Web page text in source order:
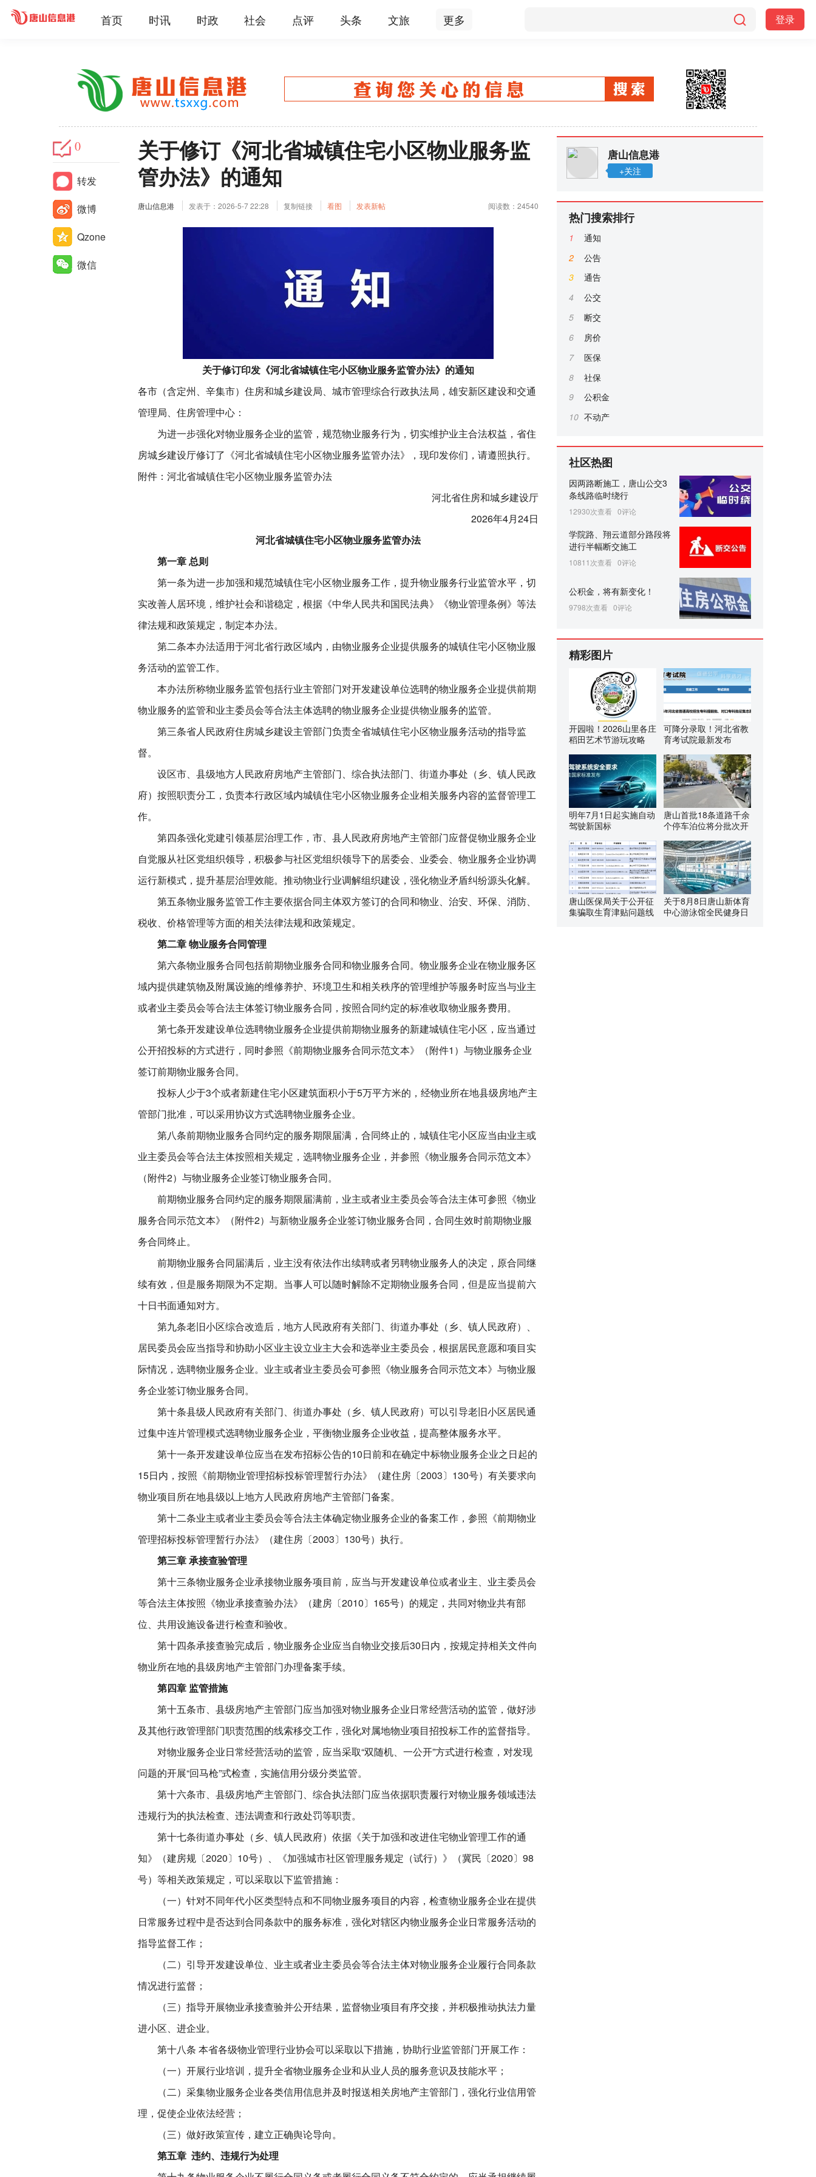
首页 时讯 时政 社会 点评 头条 文旅 更多 登录
0
转发
微博
Qzone
微信
关于修订《河北省城镇住宅小区物业服务监
管办法》的通知
唐山信息港 发表于：2026-5-7 22:28 复制链接 看图 发表新帖 阅读数：24540
关于修订印发《河北省城镇住宅小区物业服务监管办法》的通知
各市（含定州、辛集市）住房和城乡建设局、城市管理综合行政执法局，雄安新区建设和交通
管理局、住房管理中心：
为进一步强化对物业服务企业的监管，规范物业服务行为，切实维护业主合法权益，省住
房城乡建设厅修订了《河北省城镇住宅小区物业服务监管办法》，现印发你们，请遵照执行。
附件：河北省城镇住宅小区物业服务监管办法
河北省住房和城乡建设厅
2026年4月24日
河北省城镇住宅小区物业服务监管办法
第一章 总则
第一条为进一步加强和规范城镇住宅小区物业服务工作，提升物业服务行业监管水平，切
实改善人居环境，维护社会和谐稳定，根据《中华人民共和国民法典》《物业管理条例》等法
律法规和政策规定，制定本办法。
第二条本办法适用于河北省行政区域内，由物业服务企业提供服务的城镇住宅小区物业服
务活动的监管工作。
本办法所称物业服务监管包括行业主管部门对开发建设单位选聘的物业服务企业提供前期
物业服务的监管和业主委员会等合法主体选聘的物业服务企业提供物业服务的监管。
第三条省人民政府住房城乡建设主管部门负责全省城镇住宅小区物业服务活动的指导监
督。
设区市、县级地方人民政府房地产主管部门、综合执法部门、街道办事处（乡、镇人民政
府）按照职责分工，负责本行政区域内城镇住宅小区物业服务企业相关服务内容的监督管理工
作。
第四条强化党建引领基层治理工作，市、县人民政府房地产主管部门应督促物业服务企业
自觉服从社区党组织领导，积极参与社区党组织领导下的居委会、业委会、物业服务企业协调
运行新模式，提升基层治理效能。推动物业行业调解组织建设，强化物业矛盾纠纷源头化解。
第五条物业服务监管工作主要依据合同主体双方签订的合同和物业、治安、环保、消防、
税收、价格管理等方面的相关法律法规和政策规定。
第二章 物业服务合同管理
第六条物业服务合同包括前期物业服务合同和物业服务合同。物业服务企业在物业服务区
域内提供建筑物及附属设施的维修养护、环境卫生和相关秩序的管理维护等服务时应当与业主
或者业主委员会等合法主体签订物业服务合同，按照合同约定的标准收取物业服务费用。
第七条开发建设单位选聘物业服务企业提供前期物业服务的新建城镇住宅小区，应当通过
公开招投标的方式进行，同时参照《前期物业服务合同示范文本》（附件1）与物业服务企业
签订前期物业服务合同。
投标人少于3个或者新建住宅小区建筑面积小于5万平方米的，经物业所在地县级房地产主
管部门批准，可以采用协议方式选聘物业服务企业。
第八条前期物业服务合同约定的服务期限届满，合同终止的，城镇住宅小区应当由业主或
业主委员会等合法主体按照相关规定，选聘物业服务企业，并参照《物业服务合同示范文本》
（附件2）与物业服务企业签订物业服务合同。
前期物业服务合同约定的服务期限届满前，业主或者业主委员会等合法主体可参照《物业
服务合同示范文本》（附件2）与新物业服务企业签订物业服务合同，合同生效时前期物业服
务合同终止。
前期物业服务合同届满后，业主没有依法作出续聘或者另聘物业服务人的决定，原合同继
续有效，但是服务期限为不定期。当事人可以随时解除不定期物业服务合同，但是应当提前六
十日书面通知对方。
第九条老旧小区综合改造后，地方人民政府有关部门、街道办事处（乡、镇人民政府）、
居民委员会应当指导和协助小区业主设立业主大会和选举业主委员会，根据居民意愿和项目实
际情况，选聘物业服务企业。业主或者业主委员会可参照《物业服务合同示范文本》与物业服
务企业签订物业服务合同。
第十条县级人民政府有关部门、街道办事处（乡、镇人民政府）可以引导老旧小区居民通
过集中连片管理模式选聘物业服务企业，平衡物业服务企业收益，提高整体服务水平。
第十一条开发建设单位应当在发布招标公告的10日前和在确定中标物业服务企业之日起的
15日内，按照《前期物业管理招标投标管理暂行办法》（建住房〔2003〕130号）有关要求向
物业项目所在地县级以上地方人民政府房地产主管部门备案。
第十二条业主或者业主委员会等合法主体确定物业服务企业的备案工作，参照《前期物业
管理招标投标管理暂行办法》（建住房〔2003〕130号）执行。
第三章 承接查验管理
第十三条物业服务企业承接物业服务项目前，应当与开发建设单位或者业主、业主委员会
等合法主体按照《物业承接查验办法》（建房〔2010〕165号）的规定，共同对物业共有部
位、共用设施设备进行检查和验收。
第十四条承接查验完成后，物业服务企业应当自物业交接后30日内，按规定持相关文件向
物业所在地的县级房地产主管部门办理备案手续。
第四章 监管措施
第十五条市、县级房地产主管部门应当加强对物业服务企业日常经营活动的监管，做好涉
及其他行政管理部门职责范围的线索移交工作，强化对属地物业项目招投标工作的监督指导。
对物业服务企业日常经营活动的监管，应当采取“双随机、一公开”方式进行检查，对发现
问题的开展“回马枪”式检查，实施信用分级分类监管。
第十六条市、县级房地产主管部门、综合执法部门应当依据职责履行对物业服务领域违法
违规行为的执法检查、违法调查和行政处罚等职责。
第十七条街道办事处（乡、镇人民政府）依据《关于加强和改进住宅物业管理工作的通
知》（建房规〔2020〕10号）、《加强城市社区管理服务规定（试行）》（冀民〔2020〕98
号）等相关政策规定，可以采取以下监管措施：
（一）针对不同年代小区类型特点和不同物业服务项目的内容，检查物业服务企业在提供
日常服务过程中是否达到合同条款中的服务标准，强化对辖区内物业服务企业日常服务活动的
指导监督工作；
（二）引导开发建设单位、业主或者业主委员会等合法主体对物业服务企业履行合同条款
情况进行监督；
（三）指导开展物业承接查验并公开结果，监督物业项目有序交接，并积极推动执法力量
进小区、进企业。
第十八条 本省各级物业管理行业协会可以采取以下措施，协助行业监管部门开展工作：
（一）开展行业培训，提升全省物业服务企业和从业人员的服务意识及技能水平；
（二）采集物业服务企业各类信用信息并及时报送相关房地产主管部门，强化行业信用管
理，促使企业依法经营；
（三）做好政策宣传，建立正确舆论导向。
第五章 违约、违规行为处理
唐山信息港
+关注
热门搜索排行
1
通知
2
公告
3
通告
4
公交
5
断交
6
房价
7
医保
8
社保
9
公积金
10 不动产
社区热图
因两路断施工，唐山公交3
条线路临时绕行
12930次查看 0评论
学院路、翔云道部分路段将
进行半幅断交施工
10811次查看 0评论
公积金，将有新变化！
9798次查看 0评论
精彩图片
开园啦！2026山里各庄
稻田艺术节游玩攻略
可降分录取！河北省教
育考试院最新发布
明年7月1日起实施自动
驾驶新国标
唐山首批18条道路千余
个停车泊位将分批次开
唐山医保局关于公开征
集骗取生育津贴问题线
关于8月8日唐山新体育
中心游泳馆全民健身日